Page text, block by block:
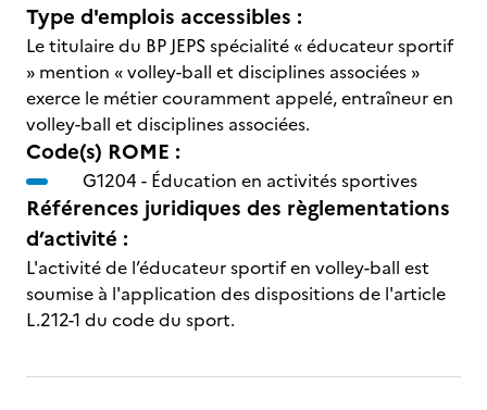
Type d'emplois accessibles :
Le titulaire du BP JEPS spécialité « éducateur sportif
» mention « volley-ball et disciplines associées »
exerce le métier couramment appelé, entraîneur en
volley-ball et disciplines associées.
Code(s) ROME :
G1204 - Éducation en activités sportives
Références juridiques des règlementations
d’activité :
L'activité de l’éducateur sportif en volley-ball est
soumise à l'application des dispositions de l'article
L.212-1 du code du sport.